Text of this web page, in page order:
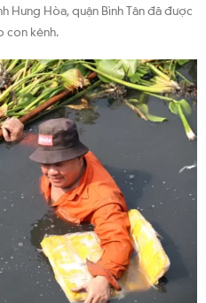
Hưng Hòa, quận Bình Tân đã được
con kênh.